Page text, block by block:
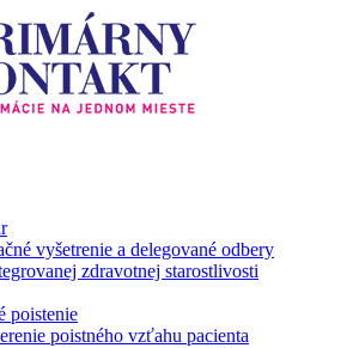
vyšetrenie a delegované odbery
zdravotnej starostlivosti
poistenie
poistného vzťahu pacienta